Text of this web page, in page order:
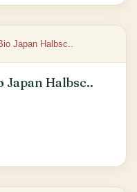
Japan Halbsc..